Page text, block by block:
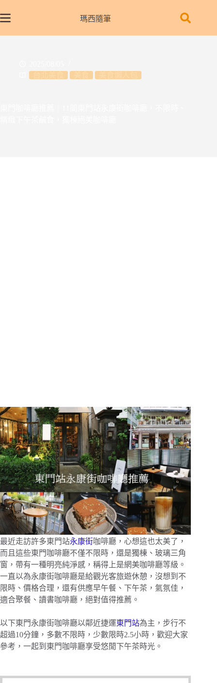
至
瑪西隨筆
最近走訪許多東門站永康街咖啡廳，心想這也太美了，
而且這些東門咖啡廳不僅不限時，還是獨棟、玻璃三角
窗，帶有一種明亮純淨感，稱得上是網美咖啡廳等級。
一直以為永康街咖啡廳是給觀光客旅遊休憩，沒想到不
限時、價格合理，還有供應早午餐、下午茶，氣氛佳，
適合聚餐、讀書咖啡廳，絕對值得推薦。
以下東門永康街咖啡廳以鄰近捷運東門站為主，步行不
超過10分鐘，多數不限時，少數限時2.5小時，歡迎大家
參考，一起到東門咖啡廳享受悠閒下午茶時光。